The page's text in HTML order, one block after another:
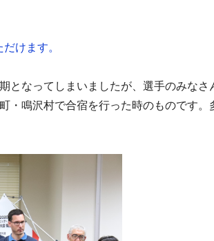
けます。
なってしまいましたが、選手のみなさ
鳴沢村で合宿を行った時のものです。